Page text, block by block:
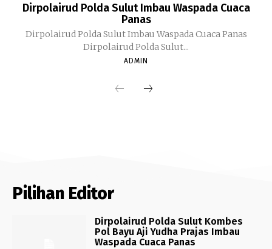
Dirpolairud Polda Sulut Imbau Waspada Cuaca
Panas
Dirpolairud Polda Sulut Imbau Waspada Cuaca Panas
Dirpolairud Polda Sulut...
ADMIN
Pilihan Editor
Dirpolairud Polda Sulut Kombes
Pol Bayu Aji Yudha Prajas Imbau
Waspada Cuaca Panas